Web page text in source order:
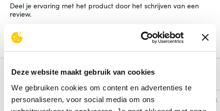
Deze website maakt gebruik van cookies
We gebruiken cookies om content en advertenties te
personaliseren, voor social media om ons
Deel je ervaring met het product door het schrijven van een
review.
Schrijf een review
Alternatieven
Vergelijk Vergelijk